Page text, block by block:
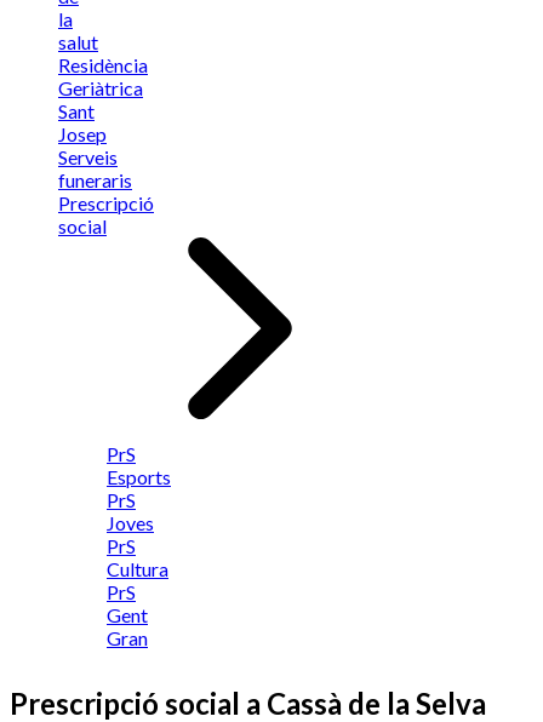
la
salut
Residència
Geriàtrica
Sant
Josep
Serveis
funeraris
Prescripció
social
PrS
Esports
PrS
Joves
PrS
Cultura
PrS
Gent
Gran
Prescripció social a Cassà de la Selva